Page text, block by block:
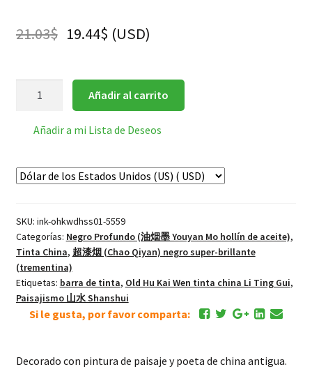
21.03$ 19.44$ (USD)
"Gran
de
tinta
negra
(Hollín
de
aceite
Añadir al carrito
Añadir a mi Lista de Deseos
SKU: ink-ohkwdhss01-5559
Categorías: Negro Profundo (油烟墨 Youyan Mo hollín de aceite),
Tinta China, 超漆烟 (Chao Qiyan) negro super-brillante
(trementina)
Etiquetas: barra de tinta, Old Hu Kai Wen tinta china Li Ting Gui,
Paisajismo 山水 Shanshui
Si le gusta, por favor comparta:
Decorado con pintura de paisaje y poeta de china antigua.